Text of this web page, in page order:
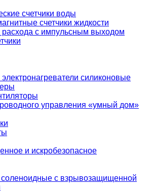
счетчики воды
счетчики жидкости
расхода с импульсным выходом
силиконовые
управления «умный дом»
и искробезопасное
с взрывозащищенной